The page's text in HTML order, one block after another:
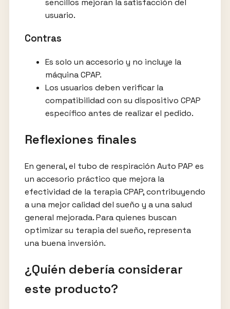
sencillos mejoran la satisfacción del
usuario.
Contras
Es solo un accesorio y no incluye la
máquina CPAP.
Los usuarios deben verificar la
compatibilidad con su dispositivo CPAP
específico antes de realizar el pedido.
Reflexiones finales
En general, el tubo de respiración Auto PAP es
un accesorio práctico que mejora la
efectividad de la terapia CPAP, contribuyendo
a una mejor calidad del sueño y a una salud
general mejorada. Para quienes buscan
optimizar su terapia del sueño, representa
una buena inversión.
¿Quién debería considerar
este producto?